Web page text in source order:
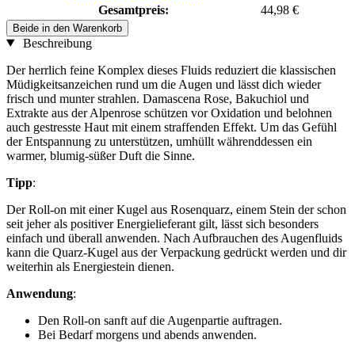
Gesamtpreis:
44,98 €
Beide in den Warenkorb
Beschreibung
Der herrlich feine Komplex dieses Fluids reduziert die klassischen
Müdigkeitsanzeichen rund um die Augen und lässt dich wieder
frisch und munter strahlen. Damascena Rose, Bakuchiol und
Extrakte aus der Alpenrose schützen vor Oxidation und belohnen
auch gestresste Haut mit einem straffenden Effekt. Um das Gefühl
der Entspannung zu unterstützen, umhüllt währenddessen ein
warmer, blumig-süßer Duft die Sinne.
Tipp:
Der Roll-on mit einer Kugel aus Rosenquarz, einem Stein der schon
seit jeher als positiver Energielieferant gilt, lässt sich besonders
einfach und überall anwenden. Nach Aufbrauchen des Augenfluids
kann die Quarz-Kugel aus der Verpackung gedrückt werden und dir
weiterhin als Energiestein dienen.
Anwendung:
Den Roll-on sanft auf die Augenpartie auftragen.
Bei Bedarf morgens und abends anwenden.